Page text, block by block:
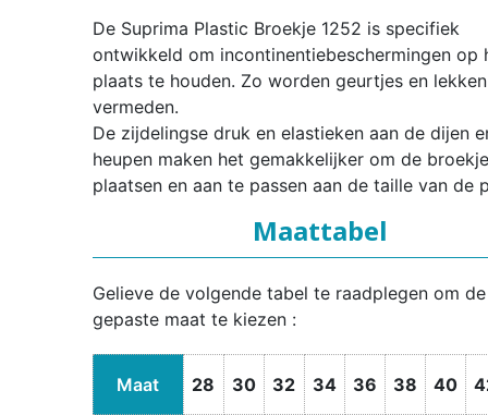
De Suprima Plastic Broekje 1252 is specifiek
ontwikkeld om incontinentiebeschermingen op
plaats te houden. Zo worden geurtjes en lekken
vermeden.
De zijdelingse druk en elastieken aan de dijen
heupen maken het gemakkelijker om de
plaatsen en aan te passen aan de taille van de
Maattabel
Gelieve de volgende tabel te raadplegen om de
gepaste maat te kiezen :
Maat 28 30 32 34 36 38 40